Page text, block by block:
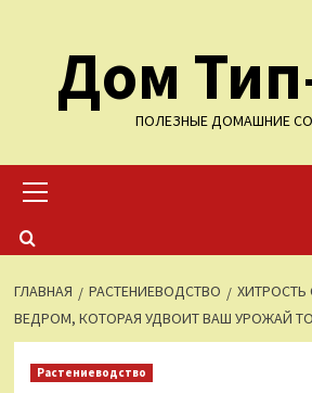
содержимомуДом
ПОЛЕЗНЫЕ ДОМАШНИЕ
меню
ГЛАВНАЯ РАСТЕНИЕВОДСТВО
ВЕДРОМ, КОТОРАЯ УДВОИТ ВАШ УРОЖАЙ
Растениеводство